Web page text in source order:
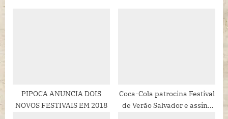
PIPOCA ANUNCIA DOIS
NOVOS FESTIVAIS EM 2018
Coca-Cola patrocina Festival
de Verão Salvador e assina